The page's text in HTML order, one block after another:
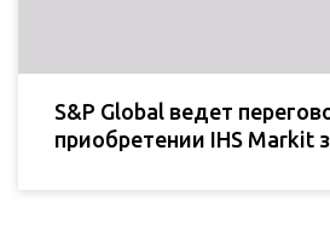
S&P Global ведет
приобретении IHS Markit